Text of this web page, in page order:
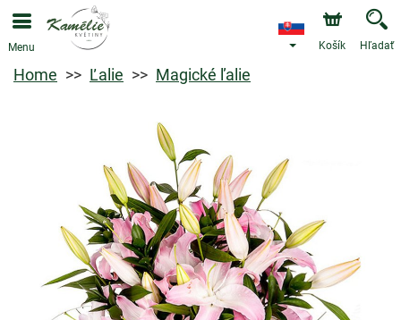
Menu Košík Hľadať
Home Ľalie Magické ľalie